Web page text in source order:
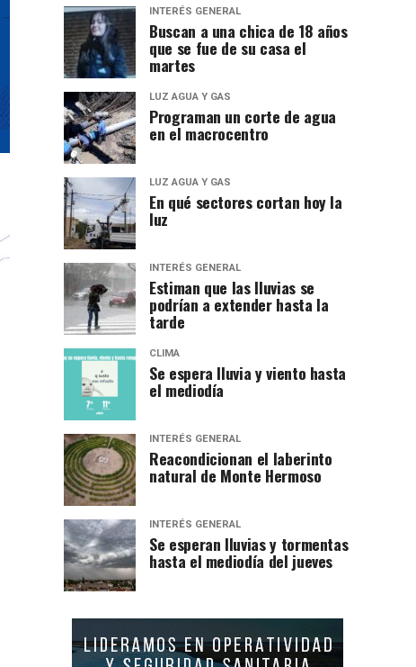
INTERÉS GENERAL
Buscan a una chica de 18 años
que se fue de su casa el
martes
LUZ AGUA Y GAS
Programan un corte de agua
en el macrocentro
LUZ AGUA Y GAS
En qué sectores cortan hoy la
luz
INTERÉS GENERAL
Estiman que las lluvias se
podrían a extender hasta la
tarde
CLIMA
Se espera lluvia y viento hasta
el mediodía
INTERÉS GENERAL
Reacondicionan el laberinto
natural de Monte Hermoso
INTERÉS GENERAL
Se esperan lluvias y tormentas
hasta el mediodía del jueves